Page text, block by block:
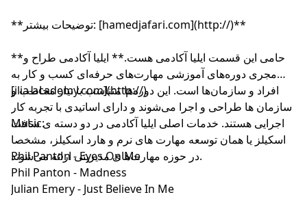
**توضیحات بیشتر: [hamedjafari.com](http://)**
**حامی این قسمت ایلیا آکادمی هست.** ایلیا آکادمی طراح و
مجری دوره‌های آموزشی مهارت‌های حرفه‌ای کسب و کار به
افراد و سازمان‌ها است. این دوره‌ها متناسب با نیاز مخاطب و
سازمان ها طراحی و اجرا می‌شوند و دارای اساتیدی با تجربه کار
اجرایی هستند. خدمات اصلی ایلیا آکادمی در دو دسته ی سافت
اسکیلز یا همان توسعه مهارت های نرم و هارد اسکیلز، مشخصا
در حوزه مهارت‌های مدیریتی ارائه می‌شوند.
[ilia-academy.com](http://)
Music:
Phil Panton - Eyes On Me
Phil Panton - Madness
Julian Emery - Just Believe In Me